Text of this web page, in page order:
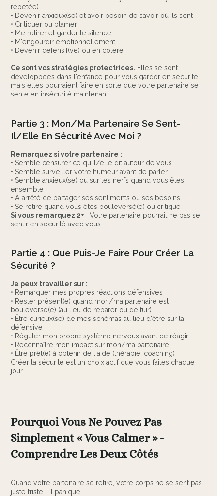
répétée)
• Devenir anxieux(se) et avoir besoin de savoir où ils sont
• Critiquer ou blamer
• Me retirer et garder le silence
• M'engourdir émotionnellement
• Devenir défensif(ve) ou en colère
Ce sont vos stratégies protectrices. Elles se sont
développées dans l'enfance pour vous garder en sécurité—
mais elles pourraient faire en sorte que votre partenaire se
sente en insécurité maintenant.
Partie 3 : Mon/Ma Partenaire Se Sent-
Il/Elle En Sécurité Avec Moi ?
Remarquez si votre partenaire :
• Semble censurer ce qu'il/elle dit autour de vous
• Semble surveiller votre humeur avant de parler
• Semble anxieux(se) ou sur les nerfs quand vous êtes
ensemble
• A arrêté de partager ses sentiments ou ses besoins
• Se retire quand vous êtes bouleversé(e) ou critique
Si vous remarquez 2+ : Votre partenaire pourrait ne pas se
sentir en sécurité avec vous.
Partie 4 : Que Puis-Je Faire Pour Créer La
Sécurité ?
Je peux travailler sur :
• Remarquer mes propres réactions défensives
• Rester présent(e) quand mon/ma partenaire est
bouleversé(e) (au lieu de réparer ou de fuir)
• Être curieux(se) de mes schémas au lieu d'être sur la
défensive
• Réguler mon propre système nerveux avant de réagir
• Reconnaître mon impact sur mon/ma partenaire
• Être prêt(e) à obtenir de l'aide (thérapie, coaching)
Créer la sécurité est un choix actif que vous faites chaque
jour.
Pourquoi Vous Ne Pouvez Pas
Simplement « Vous Calmer » -
Comprendre Les Deux Côtés
Quand votre partenaire se retire, votre corps ne se sent pas
juste triste—il panique.